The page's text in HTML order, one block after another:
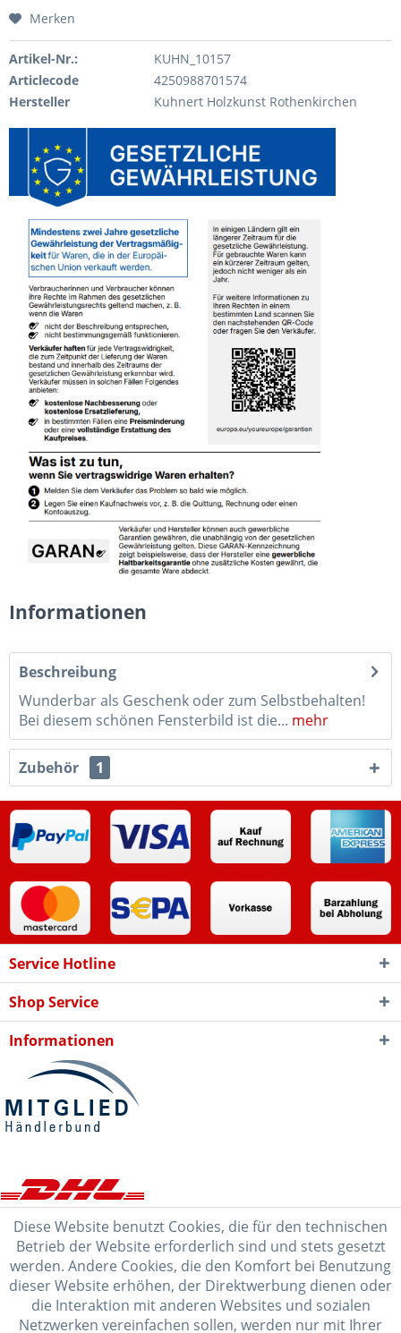
Merken
Artikel-Nr.:
KUHN_10157
Articlecode
4250988701574
Hersteller
Kuhnert Holzkunst Rothenkirchen
Informationen
Beschreibung
Wunderbar als Geschenk oder zum Selbstbehalten!
Bei diesem schönen Fensterbild ist die... mehr
Zubehör 1
Service Hotline
Shop Service
Informationen
Diese Website benutzt Cookies, die für den technischen
Betrieb der Website erforderlich sind und stets gesetzt
werden. Andere Cookies, die den Komfort bei Benutzung
dieser Website erhöhen, der Direktwerbung dienen oder
die Interaktion mit anderen Websites und sozialen
Netzwerken vereinfachen sollen, werden nur mit Ihrer